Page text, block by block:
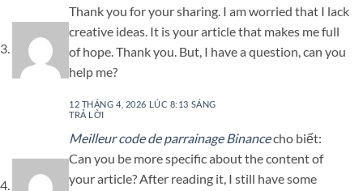
Thank you for your sharing. I am worried that I lack
creative ideas. It is your article that makes me full
of hope. Thank you. But, I have a question, can you
help me?
12 THÁNG 4, 2026 LÚC 8:13 SÁNG
TRẢ LỜI
Meilleur code de parrainage Binancecho biết:
Can you be more specific about the content of
your article? After reading it, I still have some